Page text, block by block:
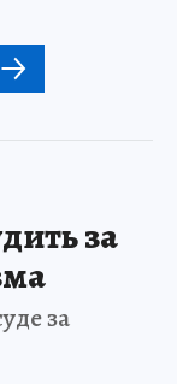
за
за